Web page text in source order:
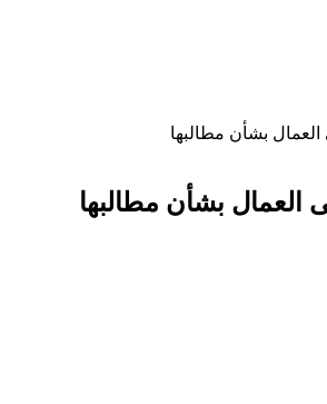
العمال بشأن مطالبها
العمال بشأن مطالبها